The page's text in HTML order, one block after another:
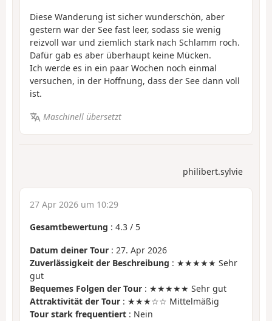
Diese Wanderung ist sicher wunderschön, aber
gestern war der See fast leer, sodass sie wenig
reizvoll war und ziemlich stark nach Schlamm roch.
Dafür gab es aber überhaupt keine Mücken.
Ich werde es in ein paar Wochen noch einmal
versuchen, in der Hoffnung, dass der See dann voll
ist.
Maschinell übersetzt
philibert.sylvie
27 Apr 2026 um 10:29
Gesamtbewertung : 4.3 / 5
Datum deiner Tour : 27. Apr 2026
Zuverlässigkeit der Beschreibung : ★★★★★ Sehr
gut
Bequemes Folgen der Tour : ★★★★★ Sehr gut
Attraktivität der Tour : ★★★☆☆ Mittelmäßig
Tour stark frequentiert : Nein